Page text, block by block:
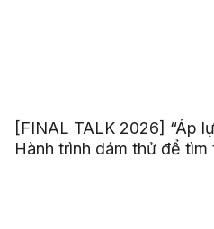
[FINAL TALK 2026] “Áp
Hành trình dám thử để tìm